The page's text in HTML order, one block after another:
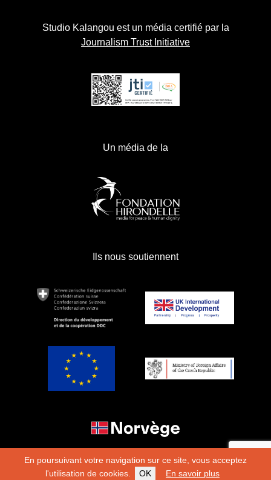
En poursuivant votre navigation sur ce site, vous acceptez
l'utilisation de cookies.
OK En savoir plus
Studio Kalangou est un média certifié par la
Journalism Trust Initiative
Un média de la
Ils nous soutiennent